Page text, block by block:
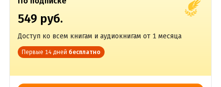
549 руб.
Доступ ко всем книгам и аудиокнигам от 1 месяца
Первые 14 дней бесплатно